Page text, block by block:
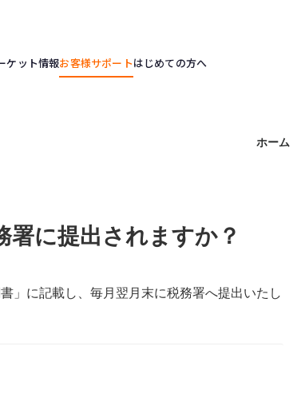
ケット情報お客様サポートはじめての方へ
ホーム
署に提出されますか？
」に記載し、毎月翌月末に税務署へ提出いたし